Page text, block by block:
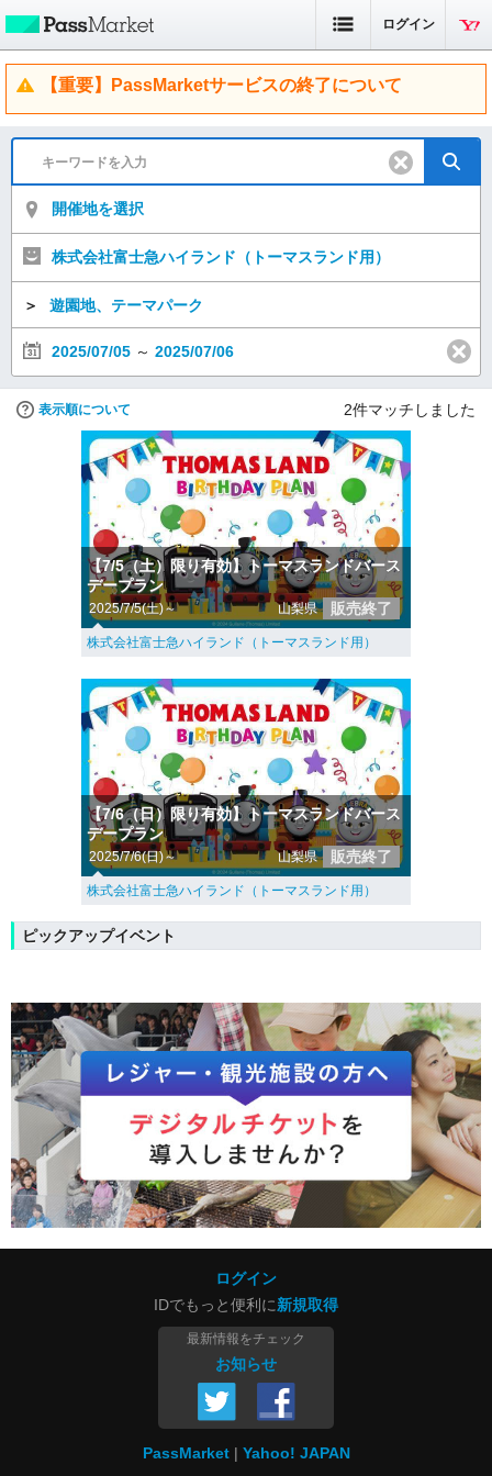
ログイン
【重要】PassMarketサービスの終了について
開催地を選択
株式会社富士急ハイランド（トーマスランド用）
＞ 遊園地、テーマパーク
2025/07/05 ～ 2025/07/06
表示順について 2件マッチしました
【7/5（土）限り有効】トーマスランドバース
デープラン
2025/7/5(土)～ 山梨県 販売終了
株式会社富士急ハイランド（トーマスランド用）
【7/6（日）限り有効】トーマスランドバース
デープラン
2025/7/6(日)～ 山梨県 販売終了
株式会社富士急ハイランド（トーマスランド用）
ピックアップイベント
ログイン
IDでもっと便利に新規取得
最新情報をチェック
お知らせ
PassMarket Yahoo! JAPAN